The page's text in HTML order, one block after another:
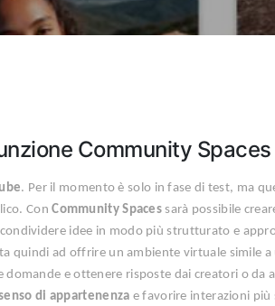
Community Spaces
. Per il momento è solo in fase di test, ma
ConCommunity Spaces sarà possibile
idee in modo più strutturato e
quindi ad offrire un ambiente virtuale simile
e ottenere risposte dai creatori o da
di appartenenza e favorire interazioni più